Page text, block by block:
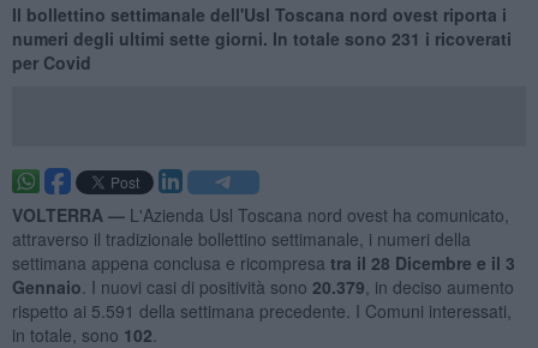
Il bollettino settimanale dell'Usl Toscana nord ovest riporta i
numeri degli ultimi sette giorni. In totale sono 231 i ricoverati
per Covid
VOLTERRA — L'Azienda Usl Toscana nord ovest ha comunicato,
attraverso il tradizionale bollettino settimanale, i numeri della
settimana appena conclusa e ricompresa tra il 28 Dicembre e il 3
Gennaio . I nuovi casi di positività sono 20.379 , in deciso aumento
rispetto ai 5.591 della settimana precedente. I Comuni interessati,
in totale, sono 102